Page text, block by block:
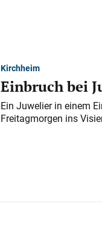
Kirchheim
Einbruch bei
Ein Juwelier in einem
Freitagmorgen ins